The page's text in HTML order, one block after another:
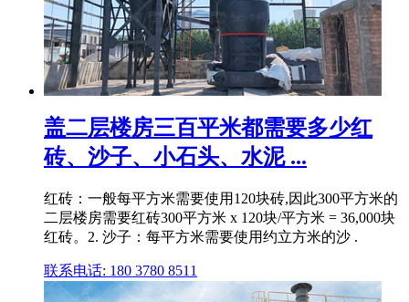
盖二层楼房三百平米都需要多少红
砖、沙子、小石头、水泥 ...
红砖：一般每平方米需要使用120块砖,因此300平方米的
二层楼房需要红砖300平方米 x 120块/平方米 = 36,000块
红砖。2. 沙子：每平方米需要使用约立方米的沙 .
联系电话: 180 3780 8511